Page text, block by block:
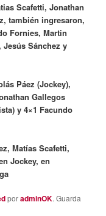
Scafetti, Jonathan
también ingresaron,
Fornies, Martin
Sánchez y
Páez (Jockey),
Gallegos
y 4×1 Facundo
Matías Scafetti,
Jockey, en
poradminOK. Guarda